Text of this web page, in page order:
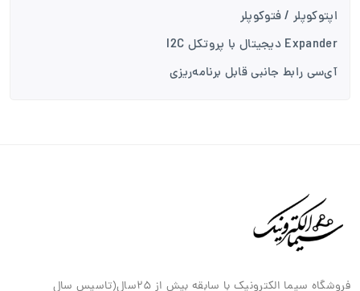
اپتوکوپلر / فتوکوپلر
Expander دیجیتال با پروتکل I2C
آی‌سی رابط جانبی قابل برنامه‌ریزی
فروشگاه سیما الکترونیک با سابقه بیش از ۲۵سال(تاسیس سال